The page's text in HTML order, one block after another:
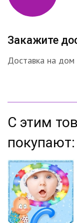
Закажите
Доставка на дом
С этим
покупают: